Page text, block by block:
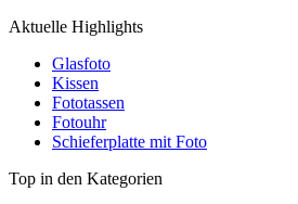
Aktuelle Highlights
Glasfoto
Kissen
Fototassen
Fotouhr
Schieferplatte mit Foto
Top in den Kategorien